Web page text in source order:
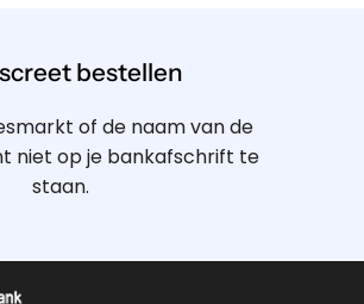
bestellen
of de naam van de
niet op je bankafschrift te
staan.